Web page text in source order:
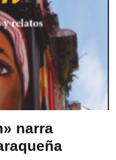
narra